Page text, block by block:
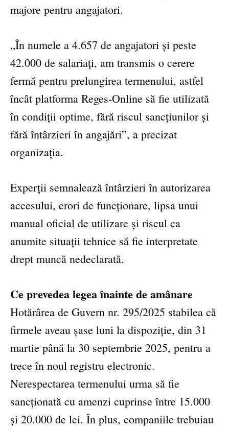
majore pentru angajatori.
„În numele a 4.657 de angajatori și peste
42.000 de salariați, am transmis o cerere
fermă pentru prelungirea termenului, astfel
încât platforma Reges-Online să fie utilizată
în condiții optime, fără riscul sancțiunilor și
fără întârzieri în angajări”, a precizat
organizația.
Experții semnalează întârzieri în autorizarea
accesului, erori de funcționare, lipsa unui
manual oficial de utilizare și riscul ca
anumite situații tehnice să fie interpretate
drept muncă nedeclarată.
Ce prevedea legea înainte de amânare
Hotărârea de Guvern nr. 295/2025 stabilea că
firmele aveau șase luni la dispoziție, din 31
martie până la 30 septembrie 2025, pentru a
trece în noul registru electronic.
Nerespectarea termenului urma să fie
sancționată cu amenzi cuprinse între 15.000
și 20.000 de lei. În plus, companiile trebuiau